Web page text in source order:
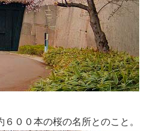
００本の桜の名所とのこと。